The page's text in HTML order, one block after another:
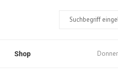
Shop